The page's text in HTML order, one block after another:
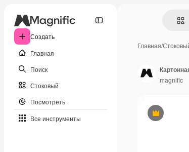
Создать
Главная
Поиск
Стоковый
Посмотреть
Все инструменты
Главная/
Премиум
magnific